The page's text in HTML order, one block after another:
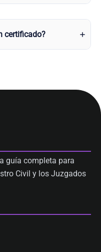
certificado?
guía completa para
Civil y los Juzgados